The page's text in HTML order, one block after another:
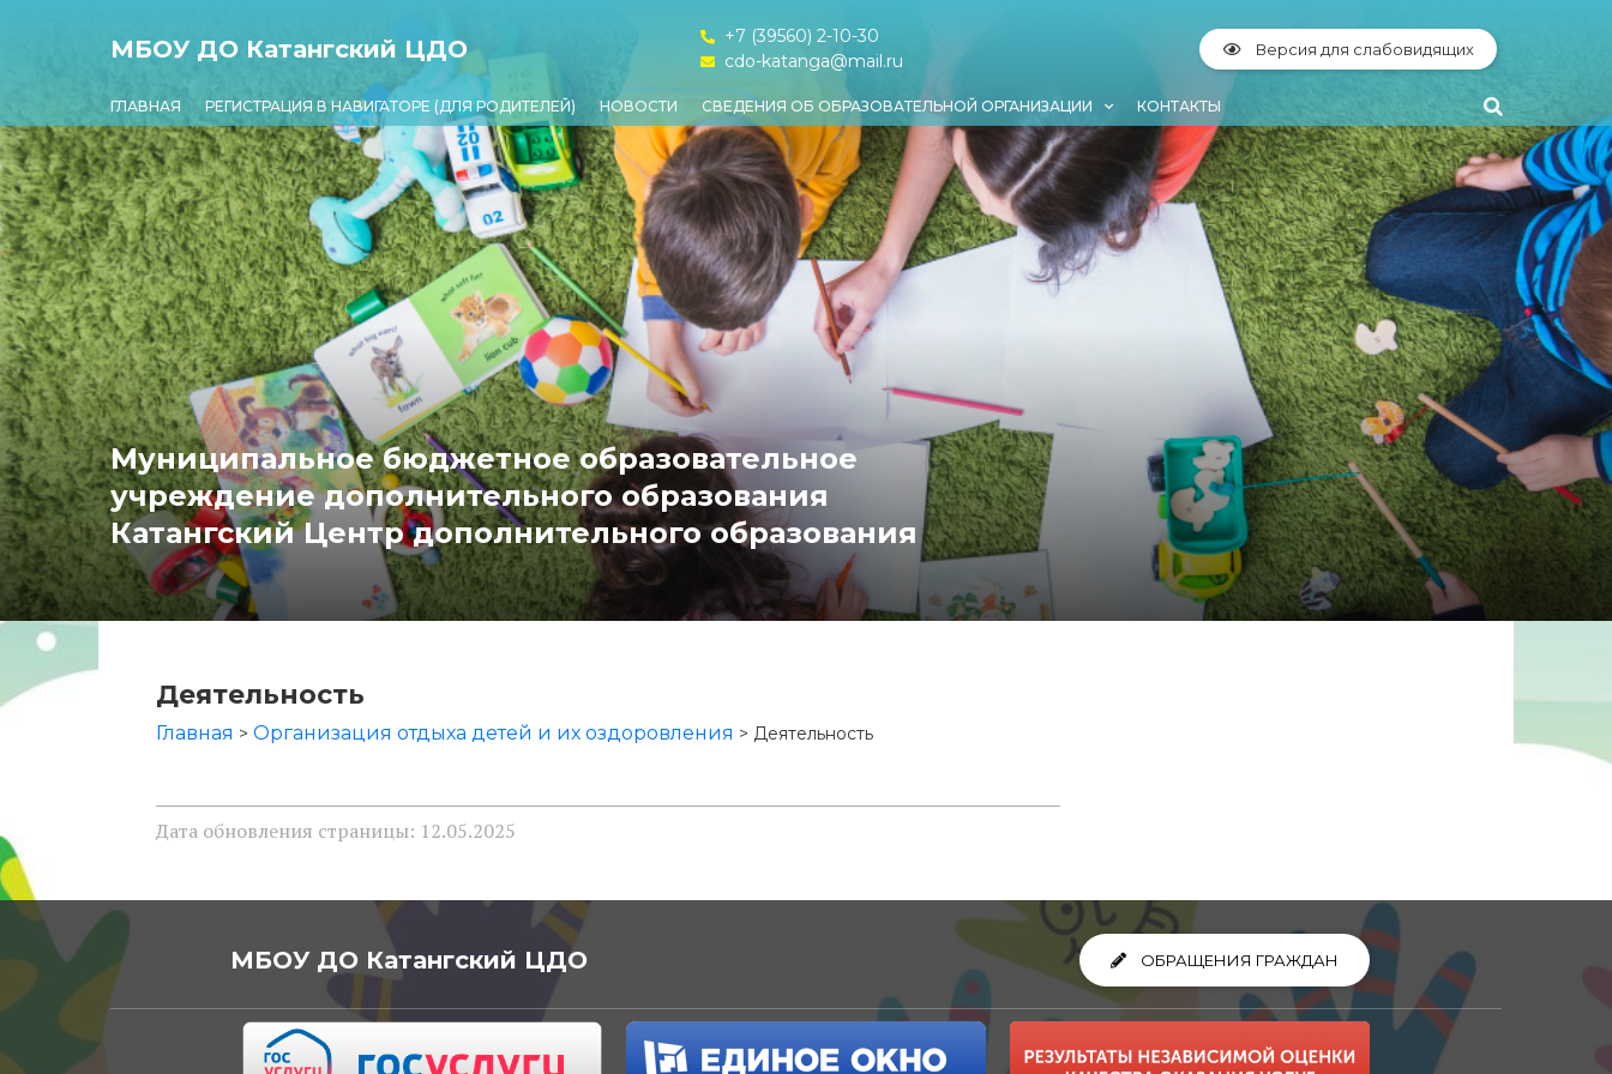
МБОУ ДО Катангский ЦДО
+7 (39560) 2-10-30
cdo-katanga@mail.ru
Версия для слабовидящих
ГЛАВНАЯ РЕГИСТРАЦИЯ В НАВИГАТОРЕ (ДЛЯ РОДИТЕЛЕЙ) НОВОСТИ СВЕДЕНИЯ ОБ ОБРАЗОВАТЕЛЬНОЙ ОРГАНИЗАЦИИ КОНТАКТЫ
Муниципальное бюджетное образовательное
учреждение дополнительного образования
Катангский Центр дополнительного образования
Деятельность
Главная > Организация отдыха детей и их оздоровления > Деятельность
Дата обновления страницы: 12.05.2025
МБОУ ДО Катангский ЦДО ОБРАЩЕНИЯ ГРАЖДАН